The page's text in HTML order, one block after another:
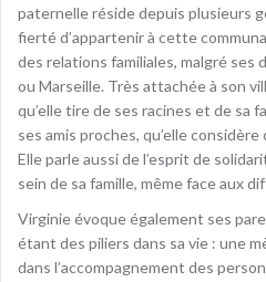
paternelle réside depuis plusieurs
fierté d’appartenir à cette
des relations familiales, malgré ses
ou Marseille. Très attachée à son
qu’elle tire de ses racines et de sa
ses amis proches, qu’elle
Elle parle aussi de l’esprit de
sein de sa famille, même face aux
Virginie évoque également ses
étant des piliers dans sa vie : une
dans l’accompagnement des